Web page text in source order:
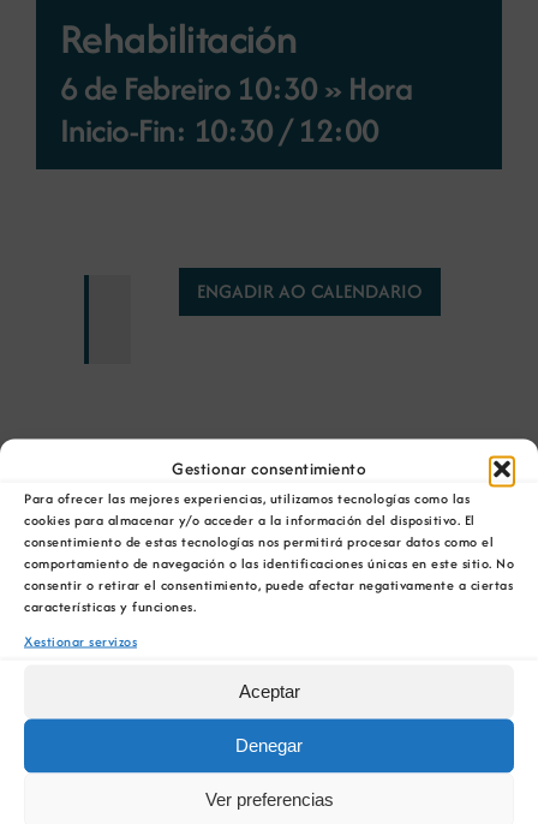
Gestionar consentimiento
Para ofrecer las mejores experiencias, utilizamos tecnologías como las
cookies para almacenar y/o acceder a la información del dispositivo. El
consentimiento de estas tecnologías nos permitirá procesar datos como el
comportamiento de navegación o las identificaciones únicas en este sitio. No
consentir o retirar el consentimiento, puede afectar negativamente a ciertas
características y funciones.
Xestionar servizos
Aceptar
Denegar
Ver preferencias
Novas
Portal de emprego
Rehabilitación
6 de Febreiro 10:30 » Hora
Inicio-Fin: 10:30/12:00
ENGADIR AO CALENDARIO
Comparta esta información en su red Social
favorita!
Facebook
X BlueskyRedditLinkedInWhatsApp
Telegram
TumblrPinterest
Garantías de Rehabilitación
sector dos áridos